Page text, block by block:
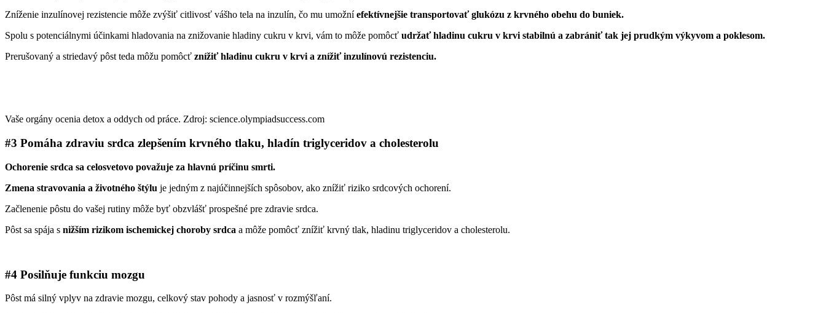
Zníženie inzulínovej rezistencie môže zvýšiť citlivosť vášho tela na inzulín, čo mu umožníefektívnejšie transportovať glukózu z krvného obehu do buniek.
Spolu s potenciálnymi účinkami hladovania na znižovanie hladiny cukru v krvi, vám to môže pomôcť udržať hladinu cukru v krvi stabilnú a zabrániť tak jej prudkým výkyvom a poklesom.
Prerušovaný a striedavý pôst teda môžu pomôcť znížiť hladinu cukru v krvi a znížiť inzulínovú rezistenciu.
Vaše orgány ocenia detox a oddych od práce. Zdroj: science.olympiadsuccess.com
#3 Pomáha zdraviu srdca zlepšením krvného tlaku, hladín triglyceridov a cholesterolu
Ochorenie srdca sa celosvetovo považuje za hlavnú príčinu smrti.
Zmena stravovania a životného štýlu je jedným z najúčinnejších spôsobov, ako znížiť riziko srdcových ochorení.
Začlenenie pôstu do vašej rutiny môže byť obzvlášť prospešné pre zdravie srdca.
Pôst sa spája s nižším rizikom ischemickej choroby srdca a môže pomôcť znížiť krvný tlak, hladinu triglyceridov a cholesterolu.
#4 Posilňuje funkciu mozgu
Pôst má silný vplyv na zdravie mozgu, celkový stav pohody a jasnosť v rozmýšľaní.